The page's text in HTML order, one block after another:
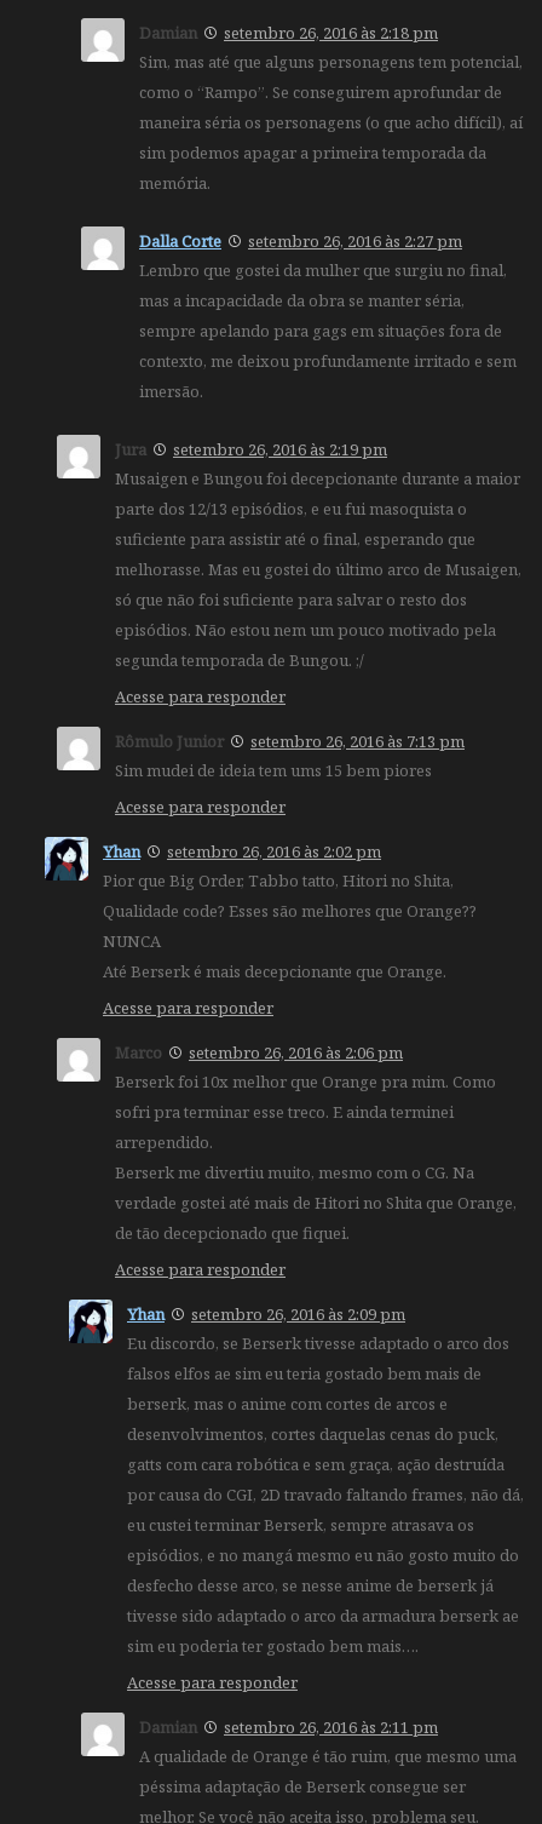
Damian
setembro 26, 2016 às 2:18 pm
Sim, mas até que alguns personagens tem potencial,
como o “Rampo”. Se conseguirem aprofundar de
maneira séria os personagens (o que acho difícil), aí
sim podemos apagar a primeira temporada da
memória.
Dalla Corte
setembro 26, 2016 às 2:27 pm
Lembro que gostei da mulher que surgiu no final,
mas a incapacidade da obra se manter séria,
sempre apelando para gags em situações fora de
contexto, me deixou profundamente irritado e sem
imersão.
Jura
setembro 26, 2016 às 2:19 pm
Musaigen e Bungou foi decepcionante durante a maior
parte dos 12/13 episódios, e eu fui masoquista o
suficiente para assistir até o final, esperando que
melhorasse. Mas eu gostei do último arco de Musaigen,
só que não foi suficiente para salvar o resto dos
episódios. Não estou nem um pouco motivado pela
segunda temporada de Bungou. ;/
Acesse para responder
Rômulo Junior
setembro 26, 2016 às 7:13 pm
Sim mudei de ideia tem ums 15 bem piores
Acesse para responder
Yhan
setembro 26, 2016 às 2:02 pm
Pior que Big Order, Tabbo tatto, Hitori no Shita,
Qualidade code? Esses são melhores que Orange??
NUNCA
Até Berserk é mais decepcionante que Orange.
Acesse para responder
Marco
setembro 26, 2016 às 2:06 pm
Berserk foi 10x melhor que Orange pra mim. Como
sofri pra terminar esse treco. E ainda terminei
arrependido.
Berserk me divertiu muito, mesmo com o CG. Na
verdade gostei até mais de Hitori no Shita que Orange,
de tão decepcionado que fiquei.
Acesse para responder
Yhan
setembro 26, 2016 às 2:09 pm
Eu discordo, se Berserk tivesse adaptado o arco dos
falsos elfos ae sim eu teria gostado bem mais de
berserk, mas o anime com cortes de arcos e
desenvolvimentos, cortes daquelas cenas do puck,
gatts com cara robótica e sem graça, ação destruída
por causa do CGI, 2D travado faltando frames, não dá,
eu custei terminar Berserk, sempre atrasava os
episódios, e no mangá mesmo eu não gosto muito do
desfecho desse arco, se nesse anime de berserk já
tivesse sido adaptado o arco da armadura berserk ae
sim eu poderia ter gostado bem mais….
Acesse para responder
Damian
setembro 26, 2016 às 2:11 pm
A qualidade de Orange é tão ruim, que mesmo uma
péssima adaptação de Berserk consegue ser
melhor. Se você não aceita isso, problema seu.